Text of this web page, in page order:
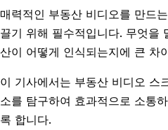
매력적인 부동산 비디오를 만드
끌기 위해 필수적입니다. 무엇을
산이 어떻게 인식되는지에 큰 차
이 기사에서는 부동산 비디오 스
소를 탐구하여 효과적으로 소통
록 합니다.